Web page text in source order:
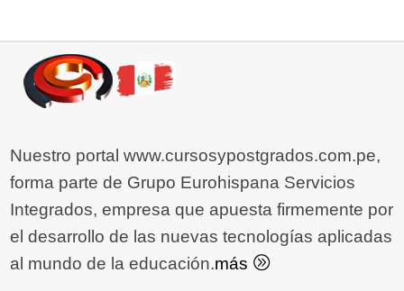
Nuestro portal www.cursosypostgrados.com.pe,
forma parte de Grupo Eurohispana Servicios
Integrados, empresa que apuesta firmemente por
el desarrollo de las nuevas tecnologías aplicadas
al mundo de la educación.más